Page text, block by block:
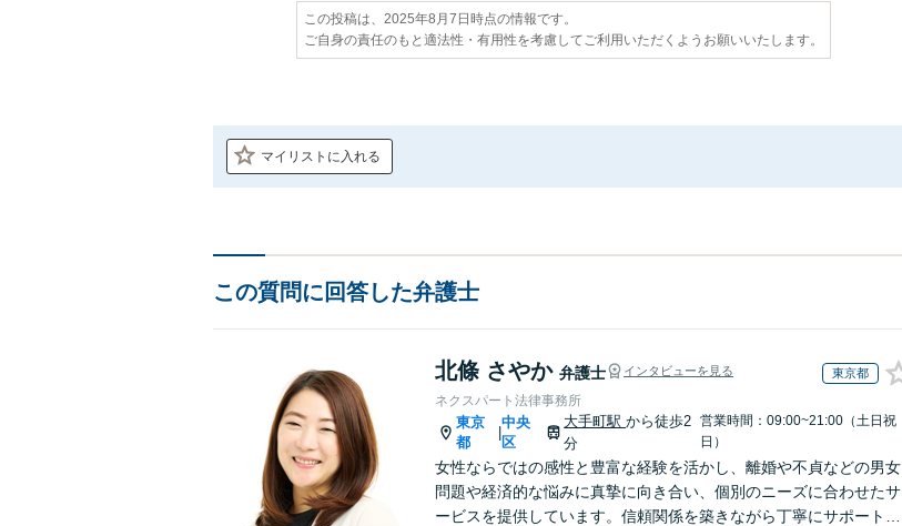
この投稿は、2025年8月7日時点の情報です。
ご自身の責任のもと適法性・有用性を考慮してご利用いただくようお願いいたします。
マイリストに入れる
この質問に回答した弁護士
北條 さやか 弁護士 インタビューを見る 東京都
ネクスパート法律事務所
東京
都
中央
区
大手町駅から徒歩2
分
営業時間：09:00~21:00（土日祝
日）
女性ならではの感性と豊富な経験を活かし、離婚や不貞などの男女
問題や経済的な悩みに真摯に向き合い、個別のニーズに合わせたサ
ービスを提供しています。信頼関係を築きながら丁寧にサポートし